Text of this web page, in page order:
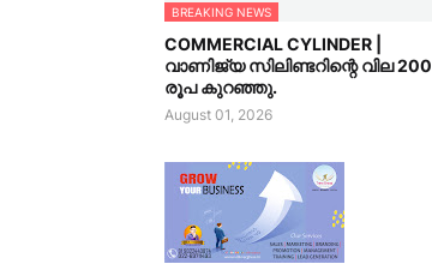
BREAKING NEWS
COMMERCIAL CYLINDER |
വാണിജ്യ സിലിണ്ടറിന്റെ വില 200
രൂപ കുറഞ്ഞു.
August 01, 2026